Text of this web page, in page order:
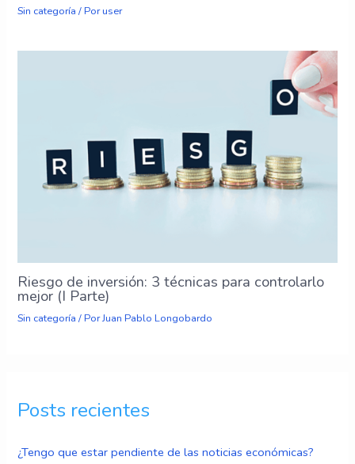
Posts recientes
¿Tengo que estar pendiente de las noticias económicas?
Sin categoría / Poruser
Riesgo de inversión: 3 técnicas para controlarlo
mejor (I Parte)
Sin categoría / PorJuan Pablo Longobardo